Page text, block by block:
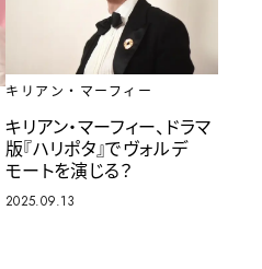
キリアン・マーフィー
キリアン・マーフィー、ドラマ
版『ハリポタ』でヴォルデ
モートを演じる？
2025.09.13